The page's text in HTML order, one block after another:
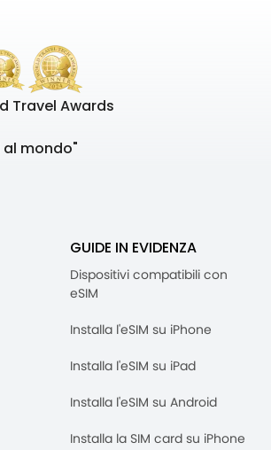
Travel Awards
al mondo"
GUIDE IN EVIDENZA
Dispositivi compatibili con
eSIM
Installa l'eSIM su iPhone
Installa l'eSIM su iPad
Installa l'eSIM su Android
Installa la SIM card su iPhone